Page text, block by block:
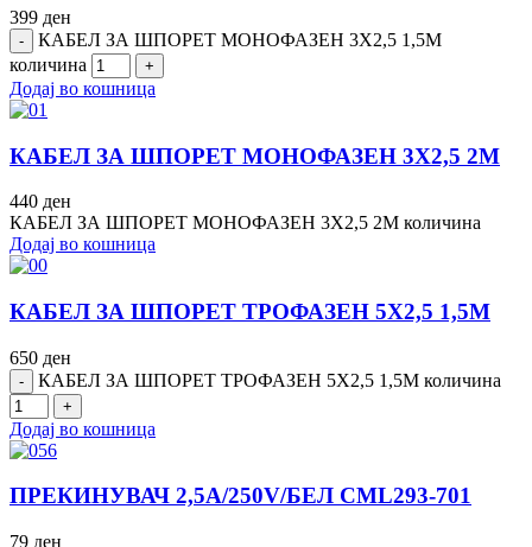
399 ден
КАБЕЛ ЗА ШПОРЕТ МОНОФАЗЕН 3Х2,5 1,5М
количина
Додај во кошница
КАБЕЛ ЗА ШПОРЕТ МОНОФАЗЕН 3Х2,5 2М
440 ден
КАБЕЛ ЗА ШПОРЕТ МОНОФАЗЕН 3Х2,5 2М количина
Додај во кошница
КАБЕЛ ЗА ШПОРЕТ ТРОФАЗЕН 5Х2,5 1,5М
650 ден
КАБЕЛ ЗА ШПОРЕТ ТРОФАЗЕН 5Х2,5 1,5М количина
Додај во кошница
ПРЕКИНУВАЧ 2,5A/250V/БЕЛ CML293-701
79 ден